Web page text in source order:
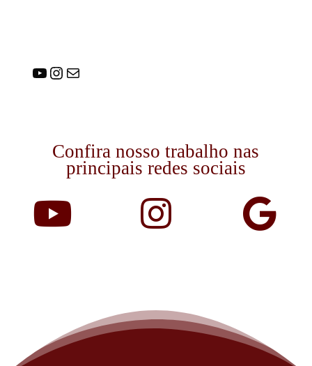
Youtube
Instagram
E-mail
Confira nosso trabalho nas
principais redes sociais
  